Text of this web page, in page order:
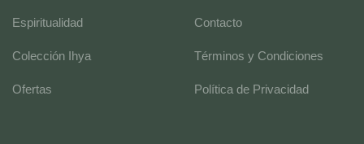
Espiritualidad
Colección Ihya
Ofertas
Contacto
Términos y Condiciones
Política de Privacidad